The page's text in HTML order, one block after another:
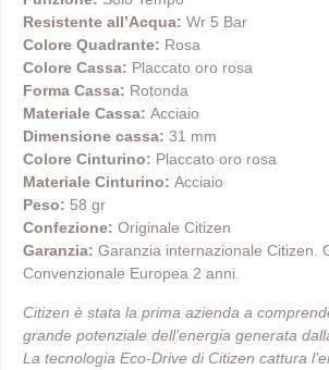
Resistente all’Acqua: Wr 5 Bar
Colore Quadrante: Rosa
Colore Cassa: Placcato oro rosa
Forma Cassa: Rotonda
Materiale Cassa: Acciaio
Dimensione cassa: 31 mm
Colore Cinturino: Placcato oro rosa
Materiale Cinturino: Acciaio
Peso: 58 gr
Confezione: Originale Citizen
Garanzia: Garanzia internazionale Citizen.
Convenzionale Europea 2 anni.
Citizen è stata la prima azienda a
grande potenziale dell’energia generata
La tecnologia Eco-Drive di Citizen cattura